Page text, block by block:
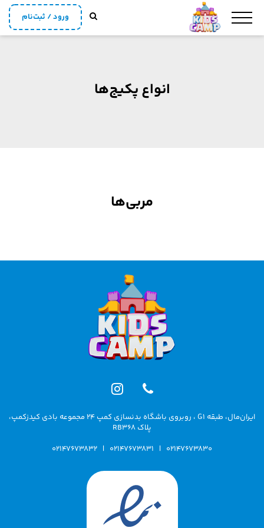
ورود / ثبت‌نام
انواع پکیج‌ها
مربی‌ها
ایران‌مال، طبقه G1 ، روبروی باشگاه بدنسازی کمپ 24 مجموعه بادی کیدزکمپ،
پلاک RB368
02147673830
|
02147673831
|
02147673832